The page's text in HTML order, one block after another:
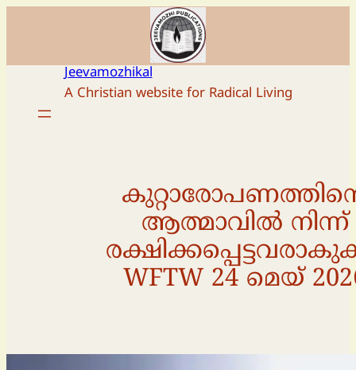
Jeevamozhikal
A Christian website for Radical Living
ആത്മാവിൽ നിന്ന്
WFTW 24 മെയ്